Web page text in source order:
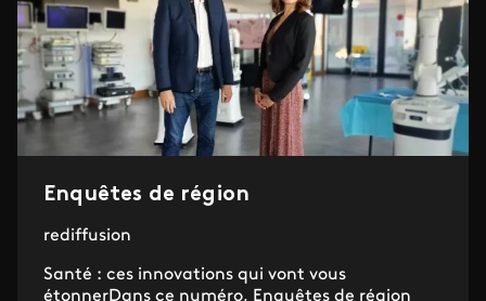
Enquêtes de région
rediffusion
Santé : ces innovations qui vont vous
étonnerDans ce numéro, Enquêtes de région